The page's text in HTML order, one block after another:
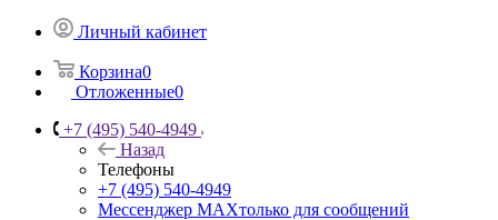
Личный кабинет
Корзина0
Отложенные0
+7 (495) 540-4949
Назад
Телефоны
+7 (495) 540-4949
Мессенджер МАХтолько для сообщений